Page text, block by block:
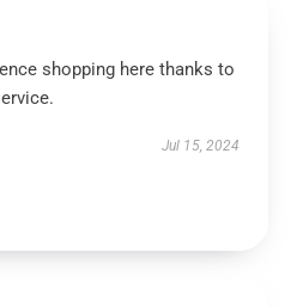
shopping here thanks to
Jul 15, 2024